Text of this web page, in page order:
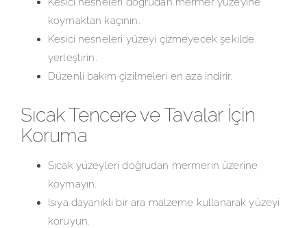
koymaktan kaçının.
Kesici nesneleri yüzeyi çizmeyecek şekilde
yerleştirin.
Düzenli bakım çizilmeleri en aza indirir.
Sıcak Tencere ve Tavalar İçin
Koruma
Sıcak yüzeyleri doğrudan mermerin üzerine
koymayın.
Isıya dayanıklı bir ara malzeme kullanarak yüzeyi
koruyun.